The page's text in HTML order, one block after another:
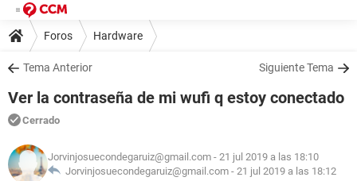
Foros Hardware
Tema Anterior Siguiente Tema
Ver la contraseña de mi wufi q estoy conectado
Cerrado
Jorvinjosuecondegaruiz@gmail.com - 21 jul 2019 a las 18:10
Jorvinjosuecondegaruiz@gmail.com - 21 jul 2019 a las 18:12